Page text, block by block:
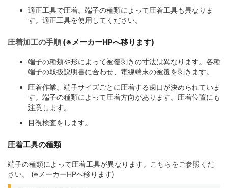
適正工具で圧着。端子の種類によって圧着工具も異なりま
す。適正工具を使用してください。
圧着加工の手順 (※メーカーHPへ移ります)
端子の種類や形によって被覆剥きの寸法は異なります。各種
端子の取扱説明書に合わせ、電線端末の被覆を剥きます。
圧着作業。端子サイズごとに圧着する歯口が決められていま
す。端子の種類によって圧着方向があります。圧着位置にも
注意します。
目視検査をします。
圧着工具の種類
端子の種類によって圧着工具が異なります。
こちらをご参照くだ
さい。
(※メーカーHPへ移ります)